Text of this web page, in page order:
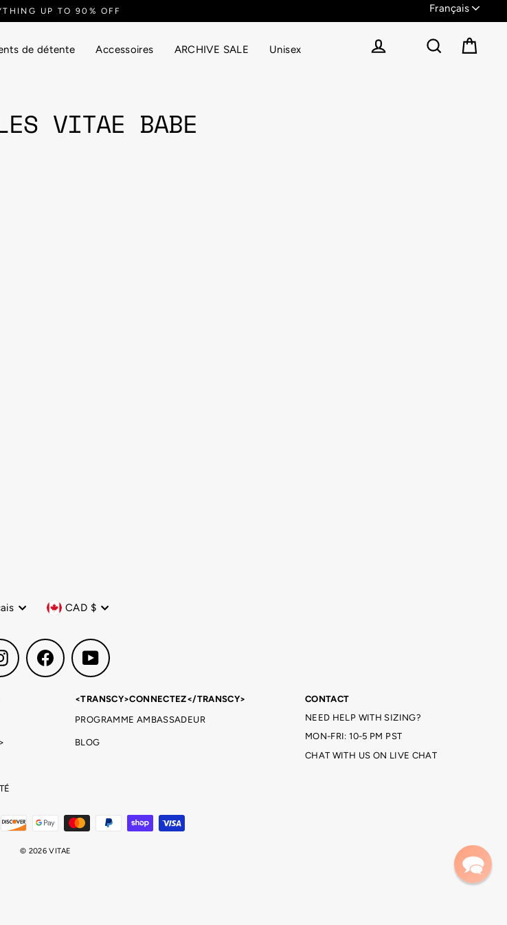
UP TO 90% OFF
de détente Accessoires ARCHIVE SALE
Unisex
VITAE BABE
Devise
CAD $
Instagram Facebook YouTube
<TRANSCY>CONNECTEZ</TRANSCY>
PROGRAMME AMBASSADEUR
BLOG
CONTACT
NEED HELP WITH SIZING?
MON-FRI: 10-5 PM PST
CHAT WITH US ON LIVE CHAT
© 2026 VITAE